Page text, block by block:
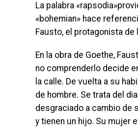
La palabra
«bohemian» hace
Fausto, el protagonista
En la obra de Goethe,
no comprenderlo decide
la calle. De vuelta a su
de hombre. Se trata del
desgraciado a cambio de
y tienen un hijo. Su mujer